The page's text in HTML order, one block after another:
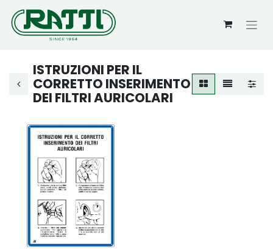
ISTRUZIONI PER IL
CORRETTO INSERIMENTO
DEI FILTRI AURICOLARI